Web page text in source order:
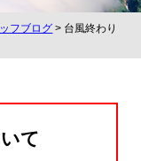
フブログ > 台風終わり
て